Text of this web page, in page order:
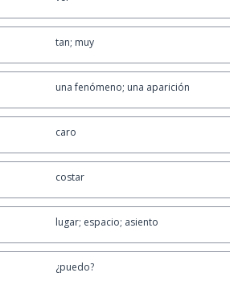
tan; muy
una fenómeno; una aparición
caro
costar
lugar; espacio; asiento
¿puedo?